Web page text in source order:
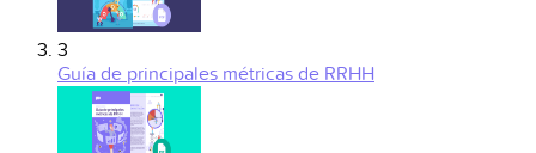
3
Guía de principales métricas de RRHH